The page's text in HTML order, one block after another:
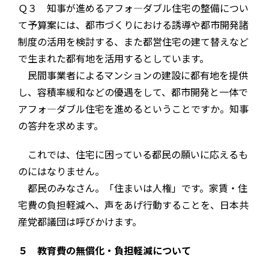
Ｑ３ 知事が進めるアフォ―ダブル住宅の整備につい
て予算案には、都市づくりにおける誘導や都市開発諸
制度の活用を検討する、また都営住宅の建て替えなど
で生まれた都有地を活用するとしています。
民間事業者によるマンションの建設に都有地を提供
し、容積率緩和などの優遇をして、都市開発と一体で
アフォ―ダブル住宅を進めるということですか。知事
の答弁を求めます。
これでは、住宅に困っている都民の願いに応えるも
のにはなりません。
都民のみなさん。「住まいは人権」です。家賃・住
宅費の負担軽減へ、声をあげ行動することを、日本共
産党都議団は呼びかけます。
５ 教育費の無償化・負担軽減について